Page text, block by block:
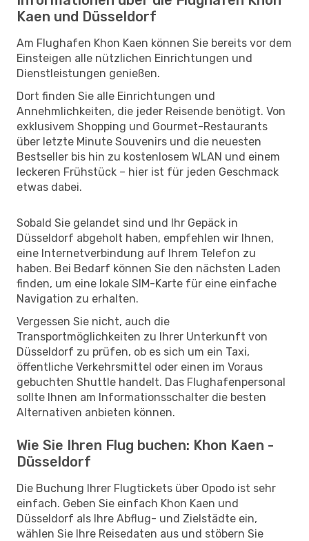
Kaen und Düsseldorf
Am Flughafen Khon Kaen können Sie bereits vor dem
Einsteigen alle nützlichen Einrichtungen und
Dienstleistungen genießen.
Dort finden Sie alle Einrichtungen und
Annehmlichkeiten, die jeder Reisende benötigt. Von
exklusivem Shopping und Gourmet-Restaurants
über letzte Minute Souvenirs und die neuesten
Bestseller bis hin zu kostenlosem WLAN und einem
leckeren Frühstück – hier ist für jeden Geschmack
etwas dabei.
Sobald Sie gelandet sind und Ihr Gepäck in
Düsseldorf abgeholt haben, empfehlen wir Ihnen,
eine Internetverbindung auf Ihrem Telefon zu
haben. Bei Bedarf können Sie den nächsten Laden
finden, um eine lokale SIM-Karte für eine einfache
Navigation zu erhalten.
Vergessen Sie nicht, auch die
Transportmöglichkeiten zu Ihrer Unterkunft von
Düsseldorf zu prüfen, ob es sich um ein Taxi,
öffentliche Verkehrsmittel oder einen im Voraus
gebuchten Shuttle handelt. Das Flughafenpersonal
sollte Ihnen am Informationsschalter die besten
Alternativen anbieten können.
Wie Sie Ihren Flug buchen: Khon Kaen -
Düsseldorf
Die Buchung Ihrer Flugtickets über Opodo ist sehr
einfach. Geben Sie einfach Khon Kaen und
Düsseldorf als Ihre Abflug- und Zielstädte ein,
wählen Sie Ihre Reisedaten aus und stöbern Sie